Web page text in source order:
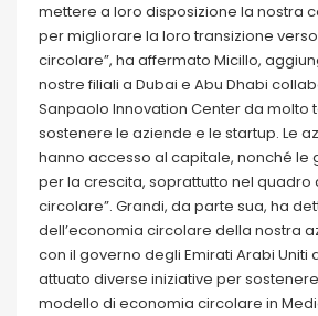
mettere a loro disposizione la nostra
per migliorare la loro transizione
circolare”, ha affermato Micillo,
nostre filiali a Dubai e Abu Dhabi
Sanpaolo Innovation Center da molto
sostenere le aziende e le startup. Le
hanno accesso al capitale, nonché le
per la crescita, soprattutto nel quadro
circolare”. Grandi, da parte sua, ha
dell’economia circolare della nostra
con il governo degli Emirati Arabi Uniti
attuato diverse iniziative per
modello di economia circolare in